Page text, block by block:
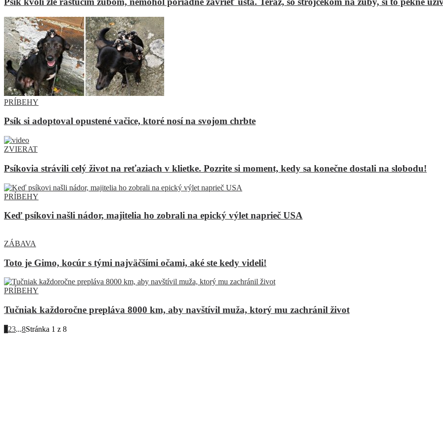
PRÍBEHY
Psík si adoptoval opustené vačice, ktoré nosí na svojom chrbte
ZVIERAT
Psíkovia strávili celý život na reťaziach v klietke. Pozrite si moment, kedy sa konečne dostali na slobodu!
PRÍBEHY
Keď psíkovi našli nádor, majitelia ho zobrali na epický výlet naprieč USA
ZÁBAVA
Toto je Gimo, kocúr s tými najväčšími očami, aké ste kedy videli!
PRÍBEHY
Tučniak každoročne prepláva 8000 km, aby navštívil muža, ktorý mu zachránil život
1 23...8Stránka 1 z 8